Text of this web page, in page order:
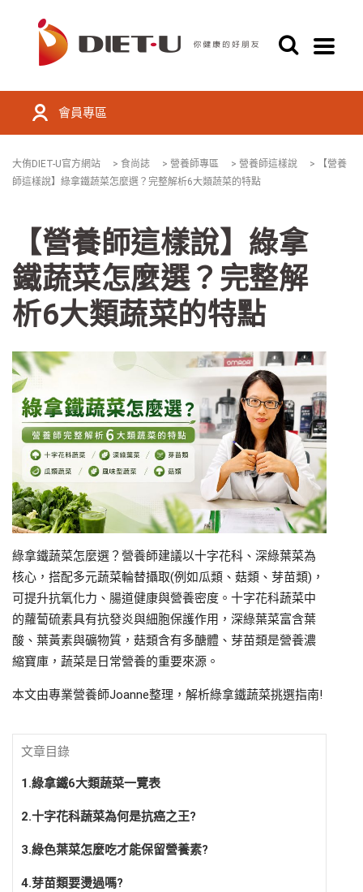
會員專區
大侑DIET-U官方網站 > 食尚誌 > 營養師專區 > 營養師這樣說 >
【營養
師這樣說】綠拿鐵蔬菜怎麼選？完整解析6大類蔬菜的特點
【營養師這樣說】綠拿
鐵蔬菜怎麼選？完整解
析6大類蔬菜的特點
綠拿鐵蔬菜怎麼選？營養師建議以十字花科、深綠葉菜為
核心，搭配多元蔬菜輪替攝取(例如瓜類、菇類、芽苗類)，
可提升抗氧化力、腸道健康與營養密度。十字花科蔬菜中
的蘿蔔硫素具有抗發炎與細胞保護作用，深綠葉菜富含葉
酸、葉黃素與礦物質，菇類含有多醣體、芽苗類是營養濃
縮寶庫，蔬菜是日常營養的重要來源。
本文由專業營養師Joanne整理，解析綠拿鐵蔬菜挑選指南!
文章目錄
1.綠拿鐵6大類蔬菜一覽表
2.十字花科蔬菜為何是抗癌之王?
3.綠色葉菜怎麼吃才能保留營養素?
4.芽苗類要燙過嗎?